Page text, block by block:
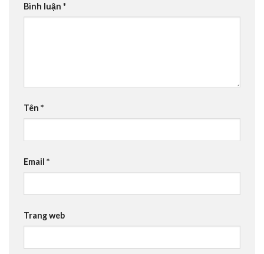
Bình luận *
Tên *
Email *
Trang web